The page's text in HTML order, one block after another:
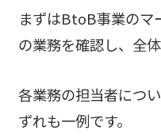
まずはBtoB事業のマ
の業務を確認し、全
各業務の担当者につ
ずれも一例です。